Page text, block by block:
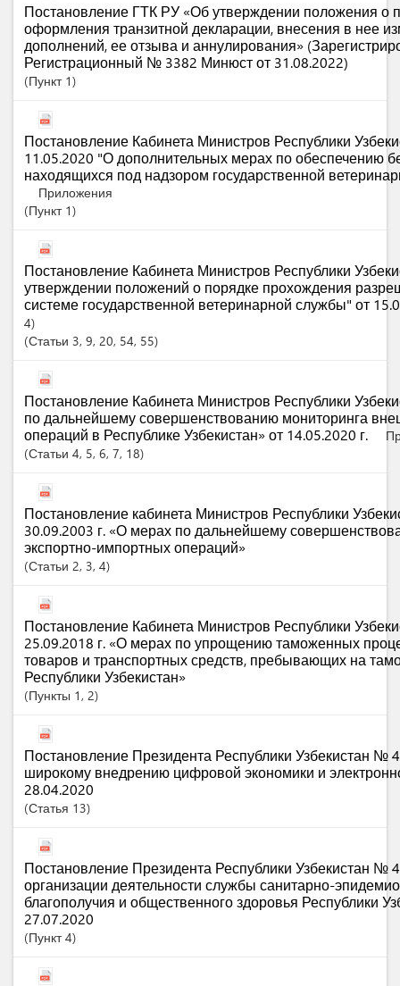
Постановление ГТК РУ «Об утверждении положения о
оформления транзитной декларации, внесения в нее
дополнений, ее отзыва и аннулирования»
Регистрационный № 3382 Минюст от 31.08.2022)
Пункт 1
Постановление Кабинета Министров Республики
11.05.2020 "О дополнительных мерах по обеспечению
находящихся под надзором государственной
Приложения
Пункт 1
Постановление Кабинета Министров Республики
утверждении положений о порядке прохождения
системе государственной ветеринарной службы" от
4)
Статьи 3, 9, 20, 54, 55
Постановление Кабинета Министров Республики
по дальнейшему совершенствованию мониторинга
операций в Республике Узбекистан» от 14.05.2020 г.
Статьи 4, 5, 6, 7, 18
Постановление кабинета Министров Республики
30.09.2003 г. «О мерах по дальнейшему
экспортно-импортных операций»
Статьи 2, 3, 4
Постановление Кабинета Министров Республики
25.09.2018 г. «О мерах по упрощению таможенных
товаров и транспортных средств, пребывающих на
Республики Узбекистан»
Пункты 1 , 2
Постановление Президента Республики Узбекистан №
широкому внедрению цифровой экономики и
28.04.2020
Статья 13
Постановление Президента Республики Узбекистан №
организации деятельности службы санитарно-
благополучия и общественного здоровья Республики
27.07.2020
Пункт4